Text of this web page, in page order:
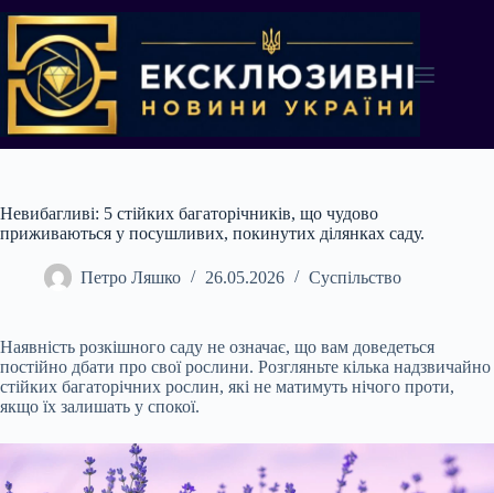
до
вмісту
Невибагливі: 5 стійких багаторічників, що чудово
приживаються у посушливих, покинутих ділянках саду.
Петро Ляшко 26.05.2026 Суспільство
Наявність розкішного саду не означає, що вам доведеться
постійно дбати про свої рослини. Розгляньте кілька надзвичайно
стійких багаторічних рослин, які не матимуть нічого проти,
якщо їх залишать у спокої.